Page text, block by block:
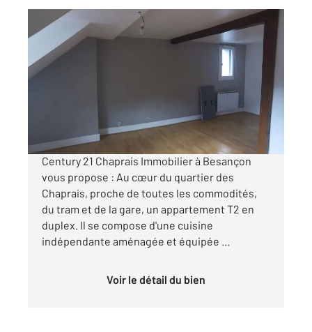
BESANCON 25
30,65 m 2, 2 pièces
Ref : 40095
500 €
par mois charges comprises
Century 21 Chaprais Immobilier à Besançon
vous propose : Au cœur du quartier des
Chaprais, proche de toutes les commodités,
du tram et de la gare, un appartement T2 en
duplex. Il se compose d'une cuisine
indépendante aménagée et équipée ...
Voir le détail du bien